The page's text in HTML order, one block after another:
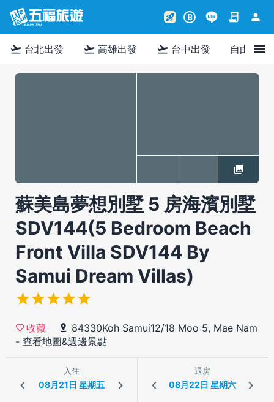
rocket_launch B contract person
flight_takeoff 台北出發 flight_takeoff 高雄出發 flight_takeoff 台中出發 自由行menu
蘇美島夢想別墅 5 房海濱別墅
SDV144(5 Bedroom Beach
Front Villa SDV144 By
Samui Dream Villas)
收藏
84330Koh Samui12/18 Moo 5, Mae Nam
- 查看地圖&週邊景點
入住 退房